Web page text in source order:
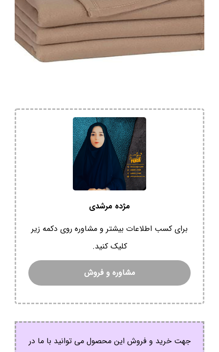
مژده مرشدی
برای کسب اطلاعات بیشتر و مشاوره روی دکمه زیر
کلیک کنید.
مشاوره و فروش
جهت خرید و فروش این محصول می توانید با ما در